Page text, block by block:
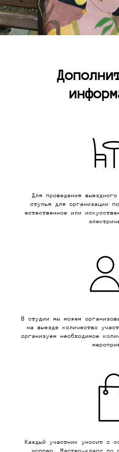
Для проведения
стулья для организации
естественное или
В студии мы можем
на выезде количество
организуем необходимое
Каждый участник уносит с
шоппер. Мастер-класс по